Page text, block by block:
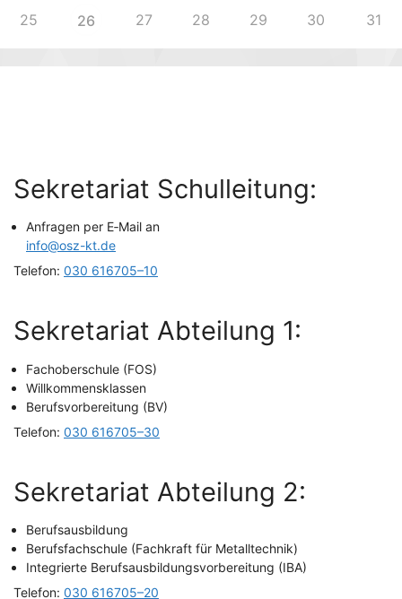
25 26 27 28 29 30 31
Sekre­ta­ri­at Schulleitung:
Anfra­gen per E‑Mail an
info@osz-kt.de
Tele­fon: 030 616705–10
Sekre­ta­ri­at Abtei­lung 1:
Fach­ober­schu­le (FOS)
Will­kom­mens­klas­sen
Berufs­vor­be­rei­tung (BV)
Tele­fon: 030 616705–30
Sekre­ta­ri­at Abtei­lung 2:
Berufs­aus­bil­dung
Berufs­fach­schu­le (Fach­kraft für Metalltechnik)
Inte­grier­te Berufs­aus­bil­dungs­vor­be­rei­tung (IBA)
Tele­fon: 030 616705–20